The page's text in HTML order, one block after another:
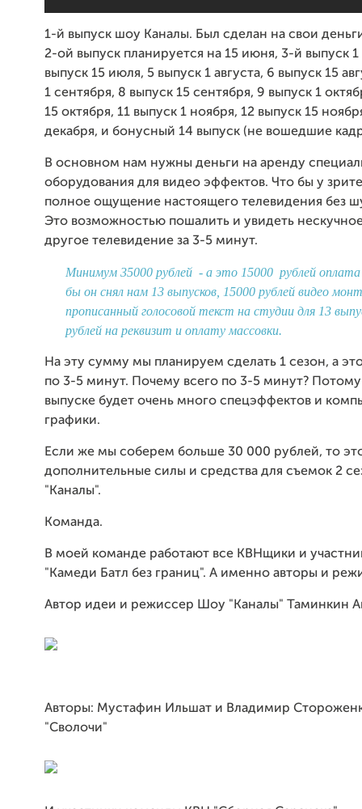
1-й выпуск шоу Каналы. Был сделан на свои
2-ой выпуск планируется на 15 июня, 3-й выпуск
выпуск 15 июля, 5 выпуск 1 августа, 6 выпуск 15
1 сентября, 8 выпуск 15 сентября, 9 выпуск 1
15 октября, 11 выпуск 1 ноября, 12 выпуск 15
декабря, и бонусный 14 выпуск (не вошедшие
В основном нам нужны деньги на аренду
оборудования для видео эффектов. Что бы у
полное ощущение настоящего телевидения без
Это возможностью пошалить и увидеть
другое телевидение за 3-5 минут.
Минимум 35000 рублей - а это 15000 рублей
бы он снял нам 13 выпусков, 15000 рублей видео
прописанный голосовой текст на студии для 13
рублей на реквизит и оплату массовки.
На эту сумму мы планируем сделать 1 сезон, а
по 3-5 минут. Почему всего по 3-5 минут?
выпуске будет очень много спецэффектов и
графики.
Если же мы соберем больше 30 000 рублей, то
дополнительные силы и средства для съемок 2
"Каналы".
Команда.
В моей команде работают все КВНщики и
"Камеди Батл без границ". А именно авторы и
Автор идеи и режиссер Шоу "Каналы" Таминкин
Авторы: Мустафин Ильшат и Владимир
"Сволочи"